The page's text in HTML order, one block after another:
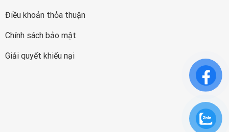
Điều khoản thỏa thuận
Chính sách bảo mật
Giải quyết khiếu nại